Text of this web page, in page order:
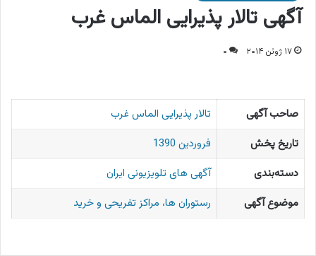
آگهی تالار پذیرایی الماس غرب
۱۷ ژوئن ۲۰۱۴ ۰
صاحب آگهی
تالار پذیرایی الماس غرب
تاریخ پخش
فروردین 1390
دسته‌بندی
آگهی های تلویزیونی ایران
موضوع آگهی
رستوران ها، مراکز تفریحی و خرید